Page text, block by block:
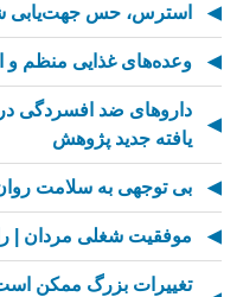
استرس، حس جهت‌یابی
وعده‌های غذایی منظم و
داروهای ضد افسردگی
یافته جدید پژوهش
بی توجهی به سلامت
موفقیت شغلی مردان |
تغییرات بزرگ ممکن